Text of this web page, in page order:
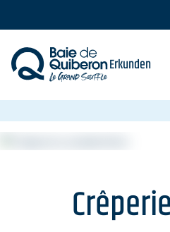
content
Erkunden